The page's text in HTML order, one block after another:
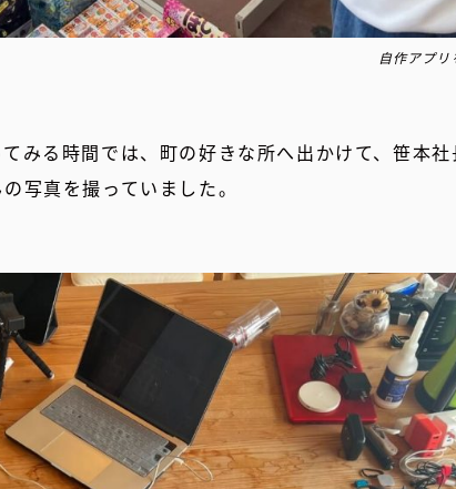
自作アプ
みる時間では、町の好きな所へ出かけて、笹本社
写真を撮っていました。